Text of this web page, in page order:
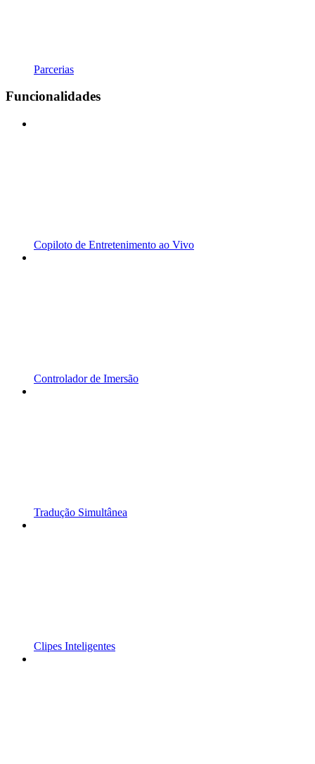
Parcerias
Funcionalidades
Copiloto de Entretenimento ao Vivo
Controlador de Imersão
Tradução Simultânea
Clipes Inteligentes